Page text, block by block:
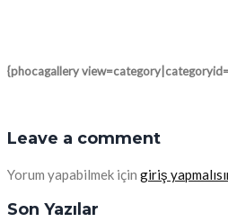
{phocagallery
Leave a comment
Yorum yapabilmek için giriş
Son Yazılar